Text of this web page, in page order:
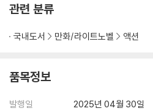
관련 분류
국내도서 만화/라이트노벨 액션
품목정보
발행일
2025년 04월 30일